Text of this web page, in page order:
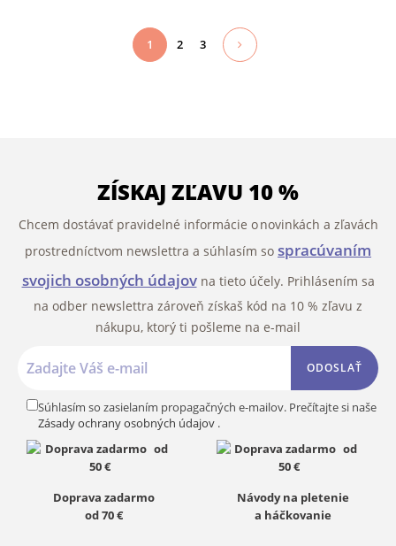
1 2 3
ZÍSKAJ ZĽAVU 10 %
Chcem dostávať pravidelné informácie o novinkách a zľavách
prostredníctvom newslettra a súhlasím so spracúvaním
svojich osobných údajovna tieto účely. Prihlásením sa
na odber newslettra zároveň získaš kód na 10 % zľavu z
nákupu, ktorý ti pošleme na e-mail
ODOSLAŤ
Súhlasím so zasielaním propagačných e-mailov. Prečítajte si naše
Zásady ochrany osobných údajov .
Doprava zadarmo
od 70 €
Návody na pletenie
a háčkovanie